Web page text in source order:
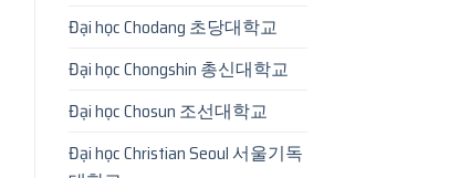
Đại học Chodang 초당대학교
Đại học Chongshin 총신대학교
Đại học Chosun 조선대학교
Đại học Christian Seoul 서울기독